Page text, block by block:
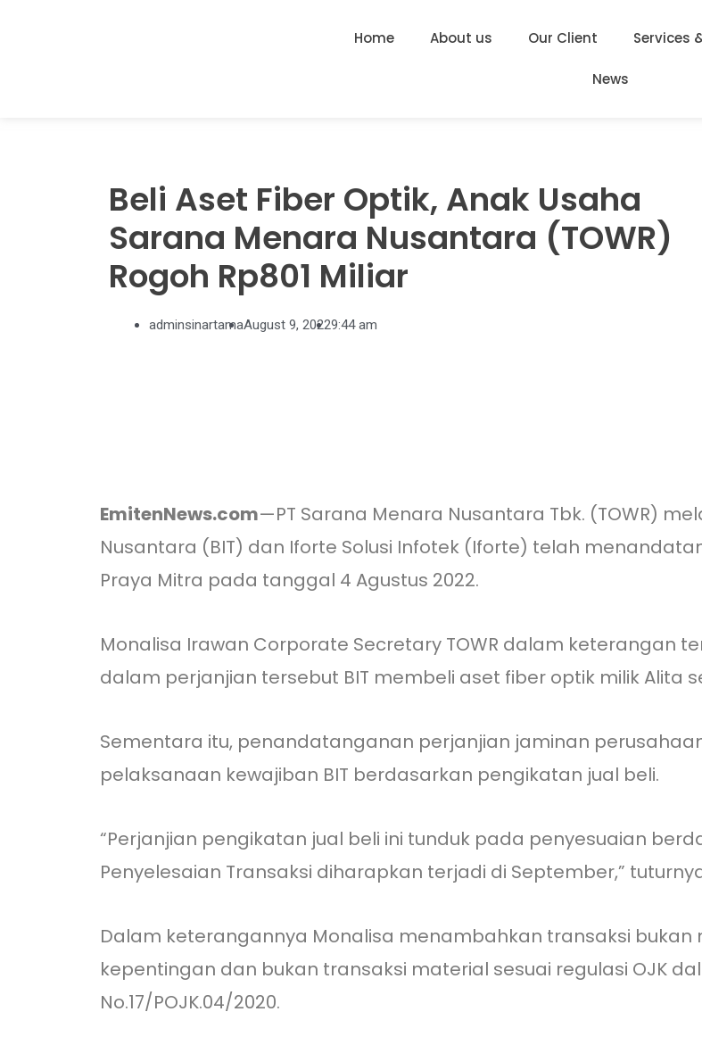
Home About us Our Client Services
News
Beli Aset Fiber Optik, Anak Usaha
Sarana Menara Nusantara (TOWR)
Rogoh Rp801 Miliar
adminsinartamaAugust 9, 20229:44 am
EmitenNews.com—PT Sarana Menara Nusantara Tbk. (TOWR)
Nusantara (BIT) dan Iforte Solusi Infotek (Iforte) telah
Praya Mitra pada tanggal 4 Agustus 2022.
Monalisa Irawan Corporate Secretary TOWR dalam keterangan
dalam perjanjian tersebut BIT membeli aset fiber optik milik Alita
Sementara itu, penandatanganan perjanjian jaminan
pelaksanaan kewajiban BIT berdasarkan pengikatan jual beli.
“Perjanjian pengikatan jual beli ini tunduk pada penyesuaian
Penyelesaian Transaksi diharapkan terjadi di September,”
Dalam keterangannya Monalisa menambahkan transaksi
kepentingan dan bukan transaksi material sesuai regulasi OJK
No.17/POJK.04/2020.